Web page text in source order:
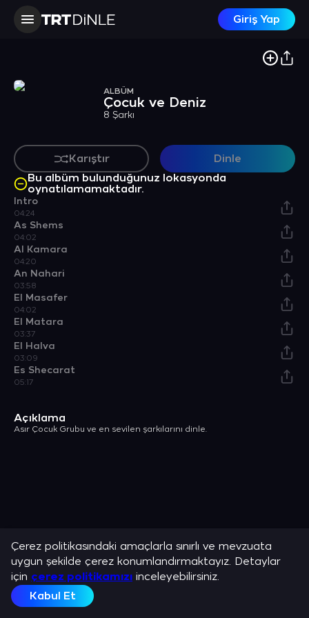
Giriş Yap
ALBÜM
Çocuk ve Deniz
8 Şarkı
Karıştır
Dinle
Bu albüm bulunduğunuz lokasyonda
oynatılamamaktadır.
Intro
04:24
As Shems
04:02
Al Kamara
04:20
An Nahari
03:58
El Masafer
04:02
El Matara
03:37
El Halva
03:09
Es Shecarat
05:17
Açıklama
Asır Çocuk Grubu ve en sevilen şarkılarını dinle.
Çerez politikasındaki amaçlarla sınırlı ve mevzuata
uygun şekilde çerez konumlandırmaktayız. Detaylar
için çerez politikamızı inceleyebilirsiniz.
Kabul Et